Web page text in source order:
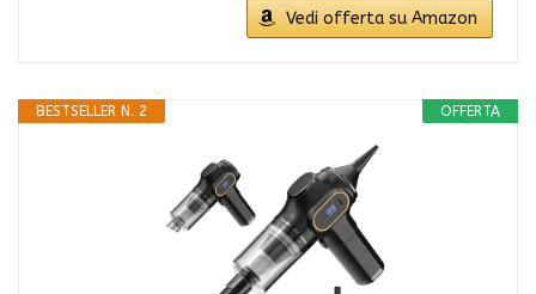
Vedi offerta su Amazon
OFFERTA
BESTSELLER N. 2